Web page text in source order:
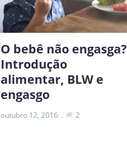
O bebê não engasga?
Introdução
alimentar, BLW e
engasgo
outubro 12, 2016 2